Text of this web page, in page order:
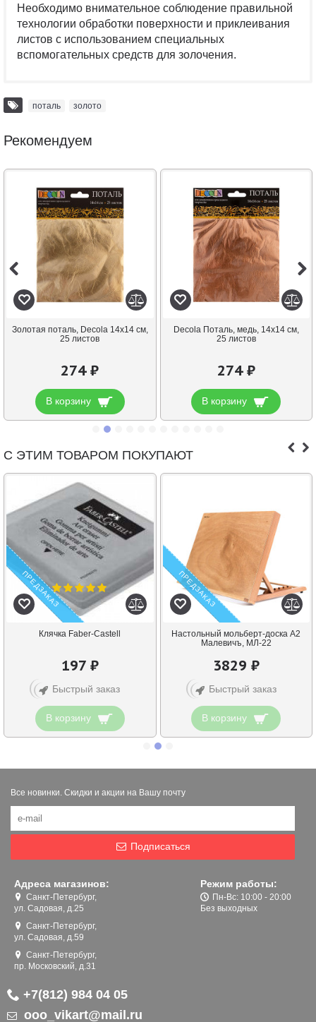
Необходимо внимательное соблюдение правильной
технологии обработки поверхности и приклеивания
листов с использованием специальных
вспомогательных средств для золочения.
поталь золото
Рекомендуем
Золотая поталь, Decola 14х14 см,
25 листов
274 ₽
В корзину
Decola Поталь, медь, 14х14 см,
25 листов
274 ₽
В корзину
С ЭТИМ ТОВАРОМ ПОКУПАЮТ
ПРЕДЗАКАЗ
Клячка Faber-Castell
197 ₽
Быстрый заказ
В корзину
ПРЕДЗАКАЗ
Настольный мольберт-доска А2
Малевичъ, МЛ-22
3829 ₽
Быстрый заказ
В корзину
Все новинки. Скидки и акции на Вашу почту
Подписаться
Адреса магазинов:
Санкт-Петербург,
ул. Садовая, д.25
Санкт-Петербург,
ул. Садовая, д.59
Санкт-Петербург,
пр. Московский, д.31
Режим работы:
Пн-Вс: 10:00 - 20:00
Без выходных
+7(812) 984 04 05
ooo_vikart@mail.ru